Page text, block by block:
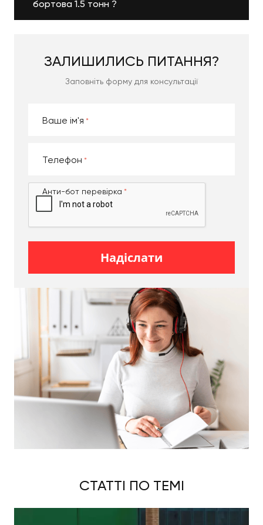
бортова 1.5 тонн ?
ЗАЛИШИЛИСЬ ПИТАННЯ?
Заповніть форму для консультації
Ваше ім'я
Телефон
Анти-бот перевірка
Надіслати
СТАТТІ ПО ТЕМІ